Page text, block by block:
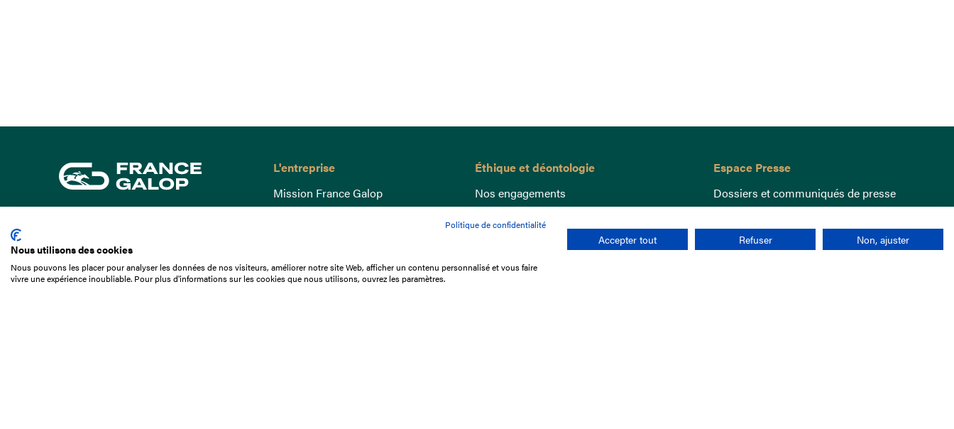
01 49 10 20 29
L'entreprise
Mission France Galop
Gouvernance
Comprendre les courses
Docuthèque
Éthique et déontologie
Nos engagements
Lutte anti-dopage
Bien être equin
Index Egalité Femmes-Hommes
Jeu responsable
Espace Presse
Dossiers et communiqués de presse
Politique de confidentialité
Nous utilisons des cookies
Nous pouvons les placer pour analyser les données de nos visiteurs, améliorer notre site Web, afficher un contenu personnalisé et vous faire
vivre une expérience inoubliable. Pour plus d'informations sur les cookies que nous utilisons, ouvrez les paramètres.
Accepter tout Refuser Non, ajuster